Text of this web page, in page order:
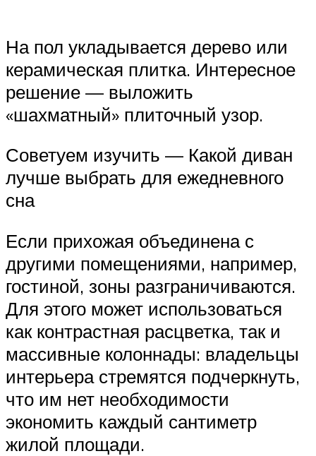
На пол укладывается дерево или
керамическая плитка. Интересное
решение — выложить
«шахматный» плиточный узор.
Советуем изучить — Какой диван
лучше выбрать для ежедневного
сна
Если прихожая объединена с
другими помещениями, например,
гостиной, зоны разграничиваются.
Для этого может использоваться
как контрастная расцветка, так и
массивные колоннады: владельцы
интерьера стремятся подчеркнуть,
что им нет необходимости
экономить каждый сантиметр
жилой площади.